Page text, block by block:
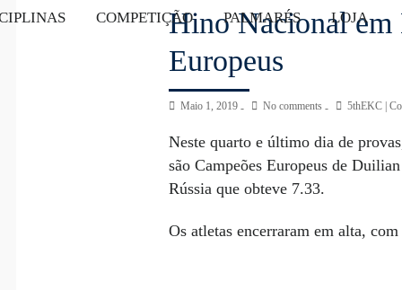
COMPETIÇÃO PALMARÉS LOJA
Hino Nacional em
Europeus
Maio 1, 2019 No comments 5thEKC|
Neste quarto e último dia de
são Campeões Europeus de
Rússia que obteve 7.33.
Os atletas encerraram em alta,